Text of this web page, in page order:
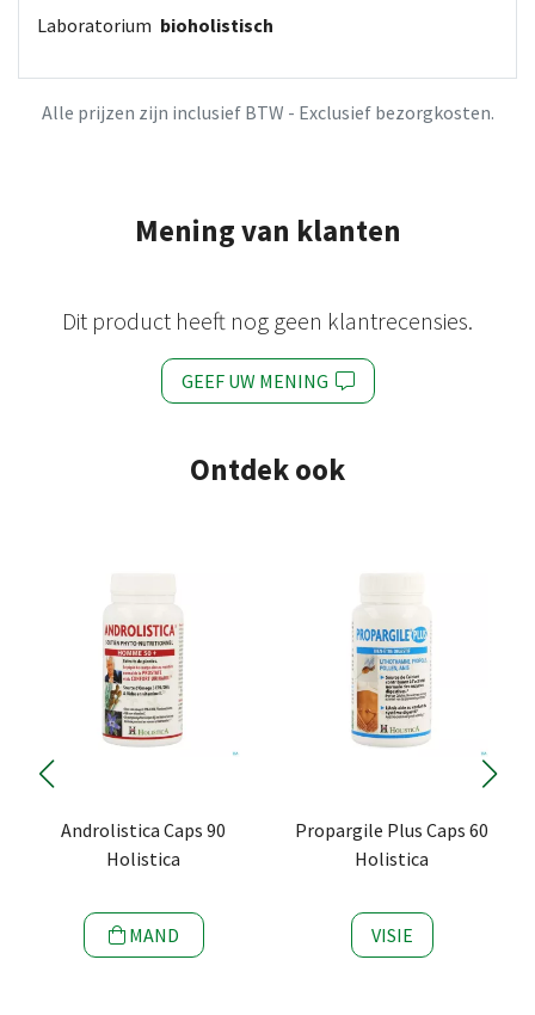
Laboratorium bioholistisch
Alle prijzen zijn inclusief BTW - Exclusief bezorgkosten.
Mening van klanten
Dit product heeft nog geen klantrecensies.
GEEF UW MENING
Ontdek ook
Androlistica Caps 90
Holistica
MAND
Propargile Plus Caps 60
Holistica
VISIE